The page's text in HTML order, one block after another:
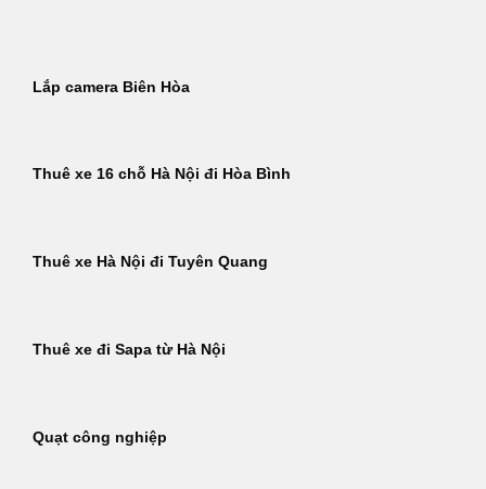
dungLắp camera Biên Hòa
Thuê xe 16 chỗ Hà Nội đi Hòa Bình
Thuê xe Hà Nội đi Tuyên Quang
Thuê xe đi Sapa từ Hà Nội
Quạt công nghiệp